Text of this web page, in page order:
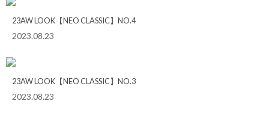
23AW LOOK【NEO CLASSIC】NO.4
2023.08.23
23AW LOOK【NEO CLASSIC】NO.3
2023.08.23